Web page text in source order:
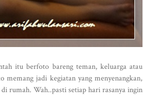
itu berfoto bareng teman, keluarga atau
jadi kegiatan yang menyenangkan,
rumah. Wah..pasti setiap hari rasanya ingin